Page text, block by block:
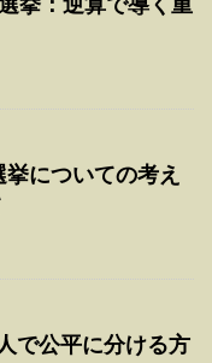
挙：逆算で導く重
についての考え
で公平に分ける方